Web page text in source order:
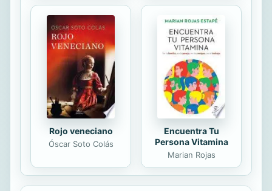
Rojo veneciano
Óscar Soto Colás
Encuentra Tu
Persona Vitamina
Marian Rojas